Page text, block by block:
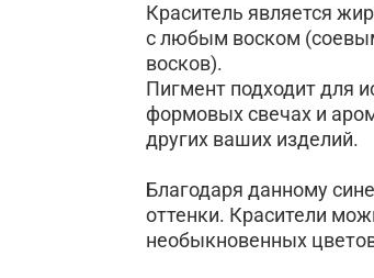
Краситель является
с любым воском
восков).
Пигмент подходит для
формовых свечах и
других ваших изделий.
Благодаря данному
оттенки. Красители
необыкновенных